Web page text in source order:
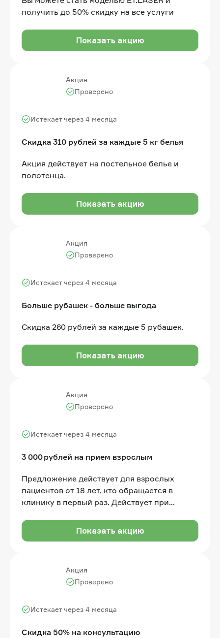
получить до 50% скидку на все услуги
Показать акцию
Акция
Скидка 310 рублей за каждые 5 кг белья
Истекает через 4 месяца
Проверено
Акция действует на постельное белье и
полотенца.
Показать акцию
Акция
Больше рубашек - больше выгода
Истекает через 4 месяца
Проверено
Скидка 260 рублей за каждые 5 рубашек.
Показать акцию
Акция
3 000 рублей на прием взрослым
Истекает через 4 месяца
Проверено
Предложение действует для взрослых
пациентов от 18 лет, кто обращается в
клинику в первый раз. Действует при
услуги диагностики (КТ, ОПТГ и др.), когда
они предоставляются разово/отдельно от
Показать акцию
Акция
Скидка 50% на консультацию
Истекает через 4 месяца
Проверено